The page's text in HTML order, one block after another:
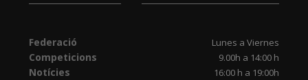
Federació
Competicions
Notícies
Lunes a Viernes
9.00h a 14:00 h
16:00 h a 19:00h